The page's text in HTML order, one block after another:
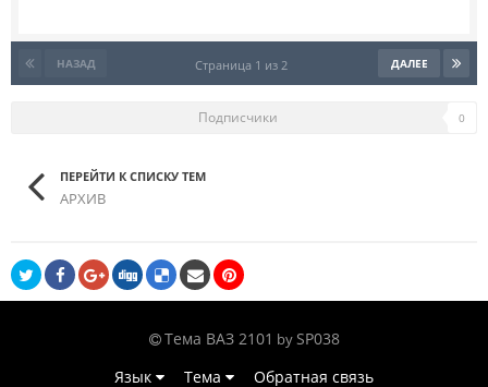
НАЗАД ДАЛЕЕ
Страница 1 из 2
Подписчики 0
ПЕРЕЙТИ К СПИСКУ ТЕМ
АРХИВ
Тема ВАЗ 2101 bySP038
Язык
Тема Обратная связь